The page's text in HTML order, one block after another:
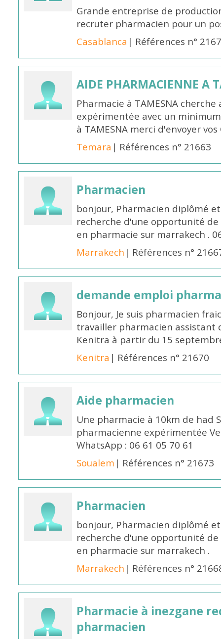
Grande entreprise de
recruter pharmacien pour un
Casablanca | Références n°
AIDE PHARMACIENNE A
Pharmacie à TAMESNA
expérimentée avec un
à TAMESNA merci d'envoyer
Temara | Références n° 21663
Pharmacien
bonjour, Pharmacien diplômé
recherche d'une opportunité
en pharmacie sur marrakech .
Marrakech | Références n°
demande emploi
Bonjour, Je suis pharmacien
travailler pharmacien assistant
Kenitra à partir du 15
Kenitra | Références n° 21670
Aide pharmacien
Une pharmacie à 10km de had
pharmacienne expérimentée
WhatsApp : 06 61 05 70 61
Soualem | Références n° 21673
Pharmacien
bonjour, Pharmacien diplômé
recherche d'une opportunité
en pharmacie sur marrakech .
Marrakech | Références n°
Pharmacie à inezgane
pharmacien